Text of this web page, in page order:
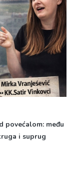
povećalom: među
i suprug